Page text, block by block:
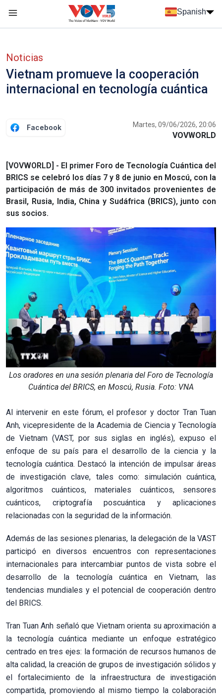
Spanish
Noticias
Vietnam promueve la cooperación
internacional en tecnología cuántica
Facebook Martes, 09/06/2026, 20:06
VOVWORLD
[VOVWORLD] - El primer Foro de Tecnología Cuántica del
BRICS se celebró los días 7 y 8 de junio en Moscú, con la
participación de más de 300 invitados provenientes de
Brasil, Rusia, India, China y Sudáfrica (BRICS), junto con
sus socios.
Los oradores en una sesión plenaria del Foro de Tecnología
Cuántica del BRICS, en Moscú, Rusia. Foto: VNA
Al intervenir en este fórum, el profesor y doctor Tran Tuan
Anh, vicepresidente de la Academia de Ciencia y Tecnología
de Vietnam (VAST, por sus siglas en inglés), expuso el
enfoque de su país para el desarrollo de la ciencia y la
tecnología cuántica. Destacó la intención de impulsar áreas
de investigación clave, tales como: simulación cuántica,
algoritmos cuánticos, materiales cuánticos, sensores
cuánticos, criptografía poscuántica y aplicaciones
relacionadas con la seguridad de la información.
Además de las sesiones plenarias, la delegación de la VAST
participó en diversos encuentros con representaciones
internacionales para intercambiar puntos de vista sobre el
desarrollo de la tecnología cuántica en Vietnam, las
tendencias mundiales y el potencial de cooperación dentro
del BRICS.
Tran Tuan Anh señaló que Vietnam orienta su aproximación a
la tecnología cuántica mediante un enfoque estratégico
centrado en tres ejes: la formación de recursos humanos de
alta calidad, la creación de grupos de investigación sólidos y
el fortalecimiento de la infraestructura de investigación
compartida, promoviendo al mismo tiempo la colaboración